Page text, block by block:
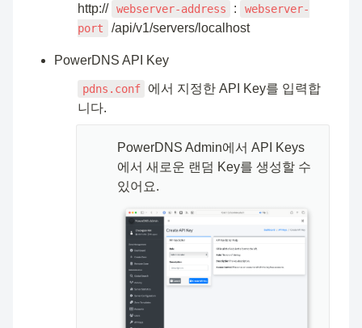
http:// webserver-address :
webserver-
port
/api/v1/servers/localhost
PowerDNS API Key
pdns.conf
에서 지정한 API Key를 입력합
니다.
PowerDNS Admin에서 API Keys
에서 새로운 랜덤 Key를 생성할 수
있어요.